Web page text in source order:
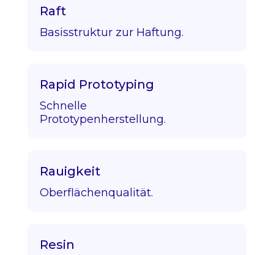
Raft
Basisstruktur zur Haftung.
Rapid Prototyping
Schnelle
Prototypenherstellung.
Rauigkeit
Oberflächenqualität.
Resin